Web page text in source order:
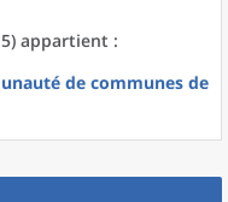
appartient :
de communes de